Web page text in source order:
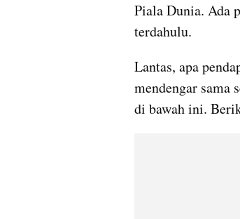
Piala Dunia. Ada
terdahulu.
Lantas, apa
mendengar sama
di bawah ini.